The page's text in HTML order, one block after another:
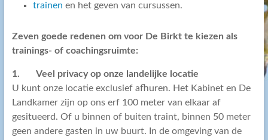
trainen en het geven van cursussen.
Zeven goede redenen om voor De Birkt te kiezen als
trainings- of coachingsruimte:
1. Veel privacy op onze landelijke locatie
U kunt onze locatie exclusief afhuren. Het Kabinet en De
Landkamer zijn op ons erf 100 meter van elkaar af
gesitueerd. Of u binnen of buiten traint, binnen 50 meter
geen andere gasten in uw buurt. In de omgeving van de